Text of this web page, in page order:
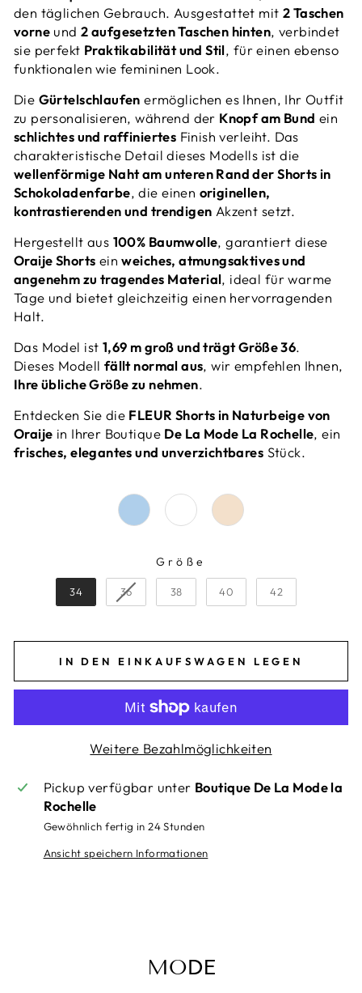
den täglichen Gebrauch. Ausgestattet mit 2 Taschen
vorne und2 aufgesetzten Taschen hinten, verbindet
sie perfekt Praktikabilität und Stil, für einen ebenso
funktionalen wie femininen Look.
Die Gürtelschlaufen ermöglichen es Ihnen, Ihr Outfit
zu personalisieren, während der Knopf am Bund ein
schlichtes und raffiniertes Finish verleiht. Das
charakteristische Detail dieses Modells ist die
wellenförmige Naht am unteren Rand der Shorts in
Schokoladenfarbe, die einen originellen,
kontrastierenden und trendigen Akzent setzt.
Hergestellt aus 100% Baumwolle, garantiert diese
Oraije Shorts einweiches, atmungsaktives und
angenehm zu tragendes Material, ideal für warme
Tage und bietet gleichzeitig einen hervorragenden
Halt.
Das Model ist 1,69 m groß und trägt Größe 36.
Dieses Modell fällt normal aus, wir empfehlen Ihnen,
Ihre übliche Größe zu nehmen.
Entdecken Sie die FLEUR Shorts in Naturbeige von
Oraije in Ihrer Boutique De La Mode La Rochelle, ein
frisches, elegantes und unverzichtbares Stück.
Größe
GRÖSSE
34
36 38 40 42
IN DEN EINKAUFSWAGEN LEGEN
Weitere Bezahlmöglichkeiten
Pickup verfügbar unter Boutique De La Mode la
Rochelle
Gewöhnlich fertig in 24 Stunden
Ansicht speichern Informationen
MODE